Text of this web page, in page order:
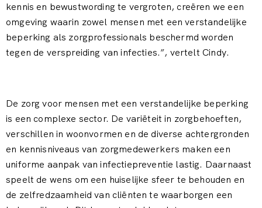
kennis en bewustwording te vergroten, creëren we een
omgeving waarin zowel mensen met een verstandelijke
beperking als zorgprofessionals beschermd worden
tegen de verspreiding van infecties.”, vertelt Cindy.
De zorg voor mensen met een verstandelijke beperking
is een complexe sector. De variëteit in zorgbehoeften,
verschillen in woonvormen en de diverse achtergronden
en kennisniveaus van zorgmedewerkers maken een
uniforme aanpak van infectiepreventie lastig. Daarnaast
speelt de wens om een huiselijke sfeer te behouden en
de zelfredzaamheid van cliënten te waarborgen een